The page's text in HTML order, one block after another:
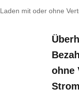
Laden mit oder ohne
ohne